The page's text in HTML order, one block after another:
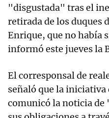
"disgustada" tras el
retirada de los duques
Enrique, que no había
informó este jueves la
El corresponsal de
señaló que la iniciativa
comunicó la noticia de